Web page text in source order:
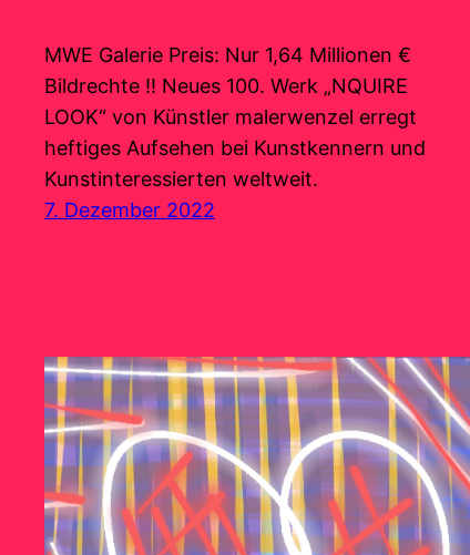
MWE Galerie Preis: Nur 1,64 Millionen €
Bildrechte !! Neues 100. Werk „NQUIRE
LOOK“ von Künstler malerwenzel erregt
heftiges Aufsehen bei Kunstkennern und
Kunstinteressierten weltweit.
7. Dezember 2022